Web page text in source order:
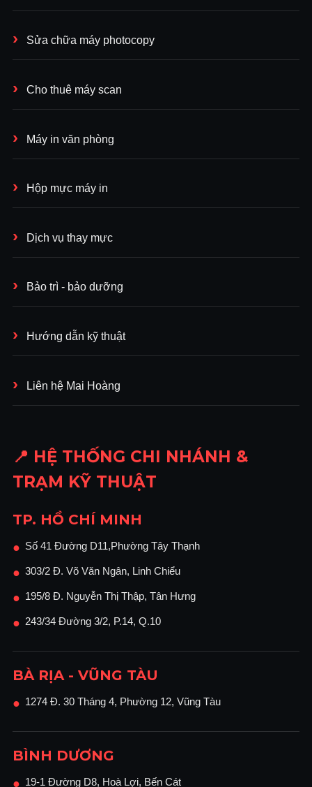
Sửa chữa máy photocopy
Cho thuê máy scan
Máy in văn phòng
Hộp mực máy in
Dịch vụ thay mực
Bảo trì - bảo dưỡng
Hướng dẫn kỹ thuật
Liên hệ Mai Hoàng
📍 HỆ THỐNG CHI NHÁNH &
TRẠM KỸ THUẬT
TP. HỒ CHÍ MINH
● Số 41 Đường D11,Phường Tây Thạnh
● 303/2 Đ. Võ Văn Ngân, Linh Chiểu
● 195/8 Đ. Nguyễn Thị Thập, Tân Hưng
● 243/34 Đường 3/2, P.14, Q.10
BÀ RỊA - VŨNG TÀU
● 1274 Đ. 30 Tháng 4, Phường 12, Vũng Tàu
BÌNH DƯƠNG
● 19-1 Đường D8, Hoà Lợi, Bến Cát